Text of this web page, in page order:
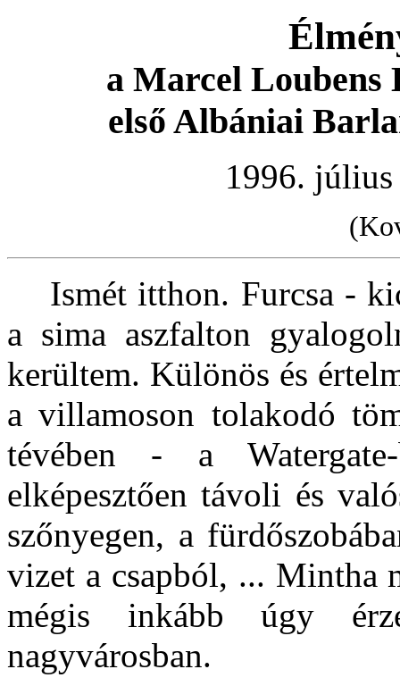
a Marcel Loubens
első Albániai
1996. július
Ismét itthon. Furcsa -
a sima aszfalton
kerültem. Különös és
a villamoson tolakodó
tévében - a
elképesztően távoli és
szőnyegen, a
vizet a csapból, ... Mintha
mégis inkább úgy
nagyvárosban.